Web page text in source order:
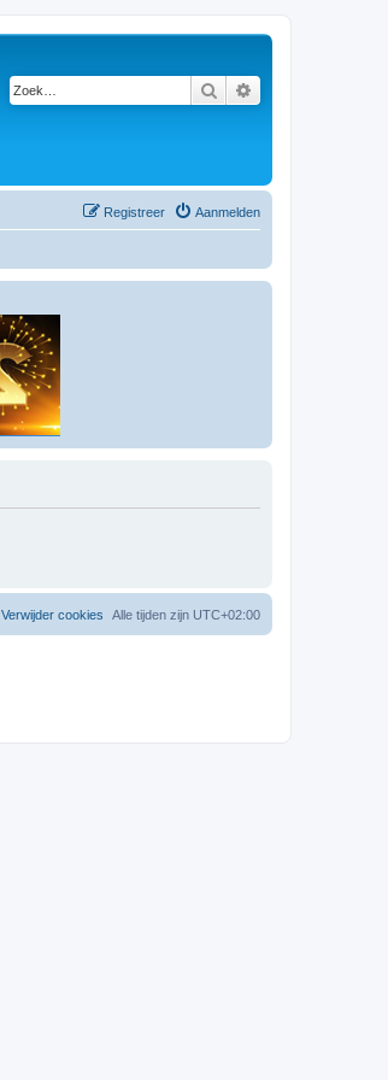
Zoek
Aanmelden
Registreer
Alle tijden zijn UTC+02:00
Verwijder cookies